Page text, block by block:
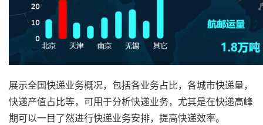
展示全国快递业务概况，包括各业务占比，各城市快递量，
快递产值占比等，可用于分析快递业务，尤其是在快递高峰
期可以一目了然进行快递业务安排，提高快递效率。